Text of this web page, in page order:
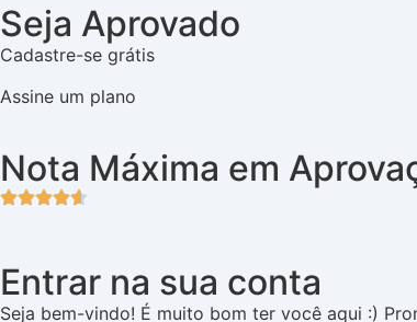
Seja Aprovado
Cadastre-se grátis
Assine um plano
Nota Máxima em
Entrar na sua conta
Seja bem-vindo! É muito bom ter você aqui :)